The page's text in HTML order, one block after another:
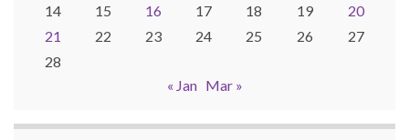
14
15 16 17 18 19
20
21
22 23 24 25 26
27
28
« Jan Mar »